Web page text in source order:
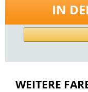
IN
WEITERE